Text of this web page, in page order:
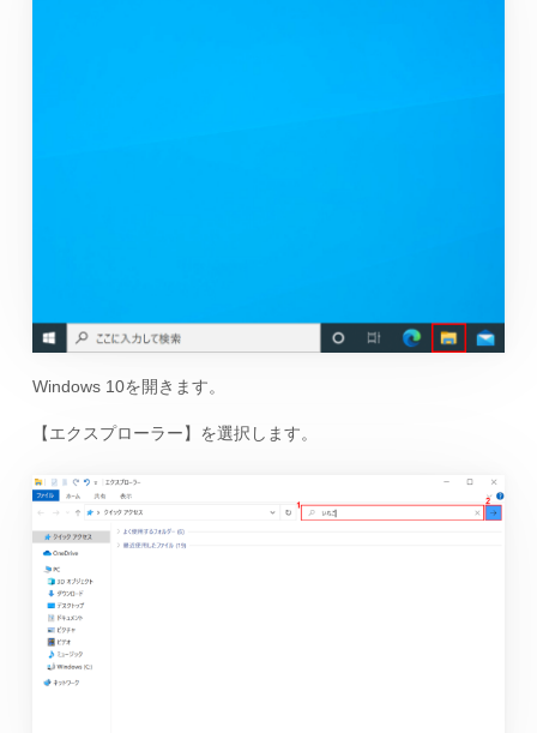
Windows 10を開きます。
【エクスプローラー】を選択します。